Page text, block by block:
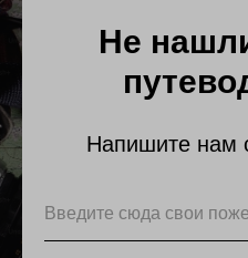
Не
Напишите нам